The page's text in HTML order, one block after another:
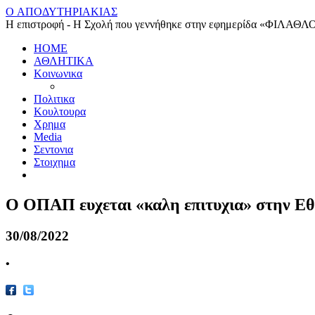
O ΑΠΟΔΥΤΗΡΙΑΚΙΑΣ
Η επιστροφή - Η Σχολή που γεννήθηκε στην εφημερίδα
HOME
ΑΘΛΗΤΙΚΑ
Κοινωνικα
Πολιτικα
Κουλτουρα
Χρημα
Media
Σεντονια
Στοιχημα
Ο ΟΠΑΠ ευχεται «καλη επιτυχια» στην
30/08/2022
•